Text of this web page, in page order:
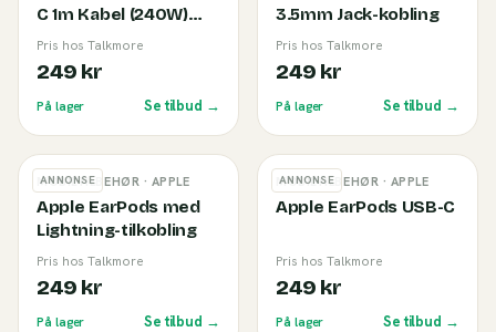
C 1m Kabel (240W)
White
Pris hos Talkmore
249 kr
På lager Se tilbud →
3.5mm Jack-kobling
Pris hos Talkmore
249 kr
På lager Se tilbud →
ANNONSE
MOBILTILBEHØR · APPLE
Apple EarPods med
Lightning-tilkobling
Pris hos Talkmore
249 kr
På lager Se tilbud →
ANNONSE
MOBILTILBEHØR · APPLE
Apple EarPods USB-C
Pris hos Talkmore
249 kr
På lager Se tilbud →